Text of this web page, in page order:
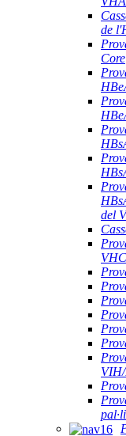
de
Core
del
VHC